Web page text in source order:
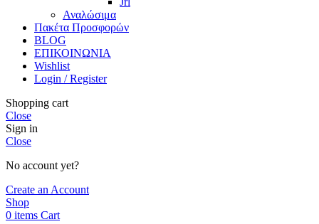
Αναλώσιμα
Πακέτα Προσφορών
BLOG
ΕΠΙΚΟΙΝΩΝΙΑ
Wishlist
Login / Register
Shopping cart
Close
Sign in
Close
No account yet?
Create an Account
Shop
0 items Cart